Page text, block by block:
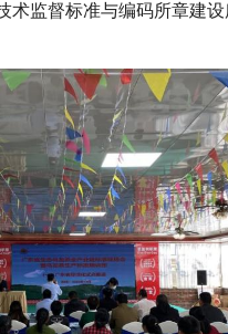
监督标准与编码所章建